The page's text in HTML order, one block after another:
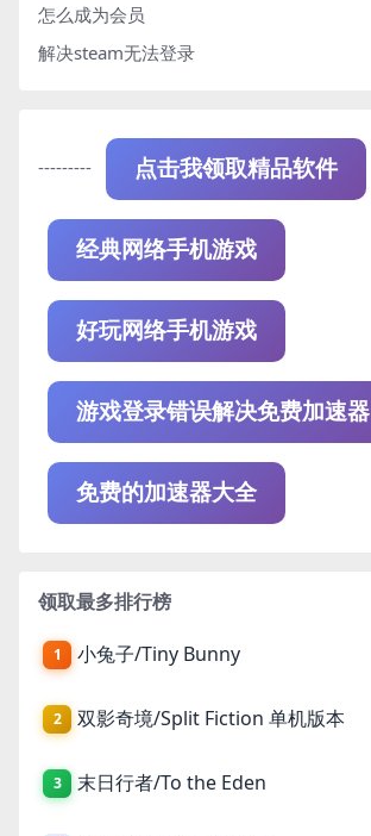
怎么成为会员
解决steam无法登录
--------- 点击我领取精品软件
经典网络手机游戏
好玩网络手机游戏
游戏登录错误解决免费加速器
免费的加速器大全
领取最多排行榜
1 小兔子/Tiny Bunny
2 双影奇境/Split Fiction 单机版本
3 末日行者/To the Eden